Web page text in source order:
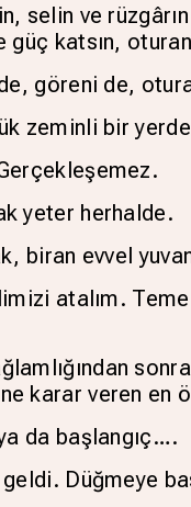
selin ve
güç katsın,
göreni de,
zeminli bir
yeter herhalde.
biran evvel
atalım.
karar veren en
ya da başlangıç….
Düğmeye